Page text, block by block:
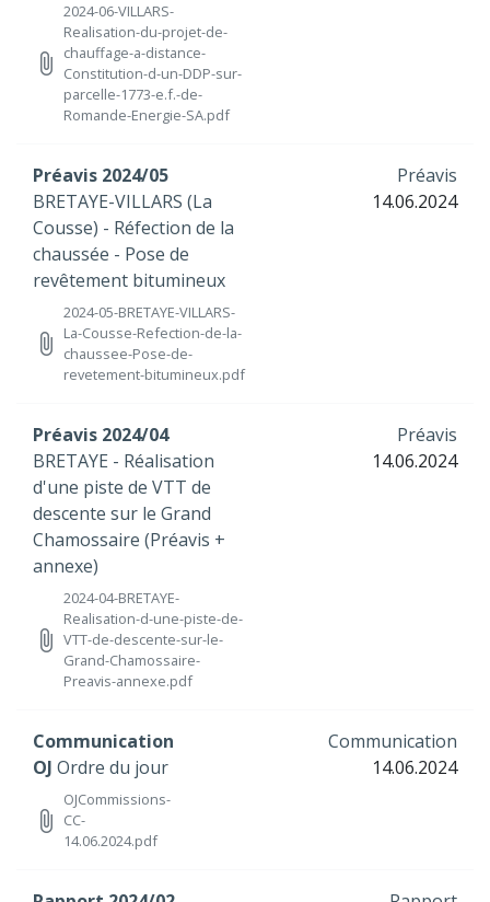
attach_file
2024-06-VILLARS-
Realisation-du-projet-de-
chauffage-a-distance-
Constitution-d-un-DDP-sur-
parcelle-1773-e.f.-de-
Romande-Energie-SA.pdf
Préavis 2024/05
BRETAYE-VILLARS (La
Cousse) - Réfection de la
chaussée - Pose de
revêtement bitumineux
attach_file
2024-05-BRETAYE-VILLARS-
La-Cousse-Refection-de-la-
chaussee-Pose-de-
revetement-bitumineux.pdf
Préavis
14.06.2024
Préavis 2024/04
BRETAYE - Réalisation
d'une piste de VTT de
descente sur le Grand
Chamossaire (Préavis +
annexe)
attach_file
2024-04-BRETAYE-
Realisation-d-une-piste-de-
VTT-de-descente-sur-le-
Grand-Chamossaire-
Preavis-annexe.pdf
Préavis
14.06.2024
Communication
OJ Ordre du jour
attach_file
OJCommissions-
CC-
14.06.2024.pdf
Communication
14.06.2024